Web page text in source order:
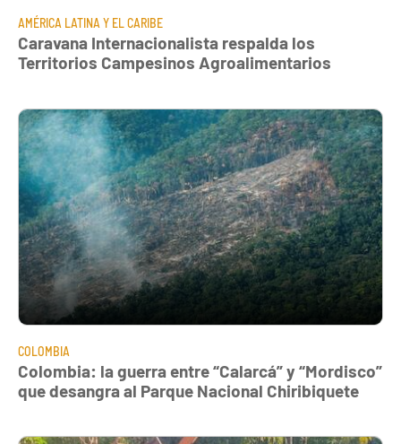
AMÉRICA LATINA Y EL CARIBE
Caravana Internacionalista respalda los
Territorios Campesinos Agroalimentarios
COLOMBIA
Colombia: la guerra entre “Calarcá” y “Mordisco”
que desangra al Parque Nacional Chiribiquete